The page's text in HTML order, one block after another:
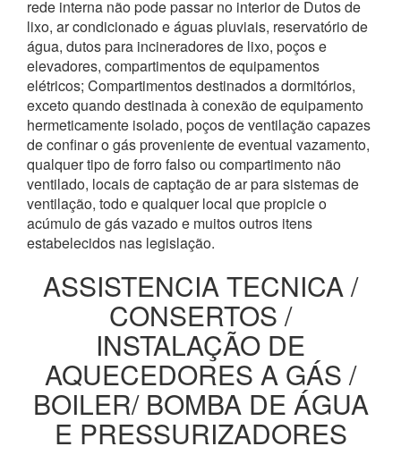
rede interna não pode passar no interior de Dutos de
lixo, ar condicionado e águas pluviais, reservatório de
água, dutos para incineradores de lixo, poços e
elevadores, compartimentos de equipamentos
elétricos; Compartimentos destinados a dormitórios,
exceto quando destinada à conexão de equipamento
hermeticamente isolado, poços de ventilação capazes
de confinar o gás proveniente de eventual vazamento,
qualquer tipo de forro falso ou compartimento não
ventilado, locais de captação de ar para sistemas de
ventilação, todo e qualquer local que propicie o
acúmulo de gás vazado e muitos outros itens
estabelecidos nas legislação.
ASSISTENCIA TECNICA /
CONSERTOS /
INSTALAÇÃO DE
AQUECEDORES A GÁS /
BOILER/ BOMBA DE ÁGUA
E PRESSURIZADORES